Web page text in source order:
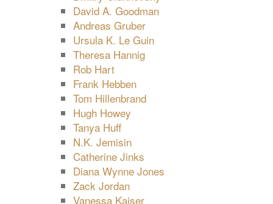
David A. Goodman
Andreas Gruber
Ursula K. Le Guin
Theresa Hannig
Rob Hart
Frank Hebben
Tom Hillenbrand
Hugh Howey
Tanya Huff
N.K. Jemisin
Catherine Jinks
Diana Wynne Jones
Zack Jordan
Vanessa Kaiser